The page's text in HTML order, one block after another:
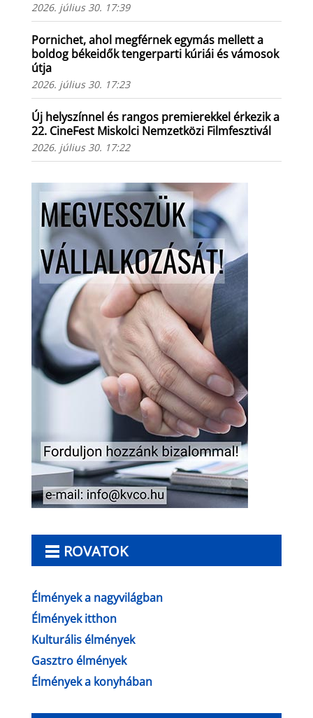
2026. július 30. 17:39
Pornichet, ahol megférnek egymás mellett a
boldog békeidők tengerparti kúriái és vámosok
útja
2026. július 30. 17:23
Új helyszínnel és rangos premierekkel érkezik a
22. CineFest Miskolci Nemzetközi Filmfesztivál
2026. július 30. 17:22
ROVATOK
Élmények a nagyvilágban
Élmények itthon
Kulturális élmények
Gasztro élmények
Élmények a konyhában